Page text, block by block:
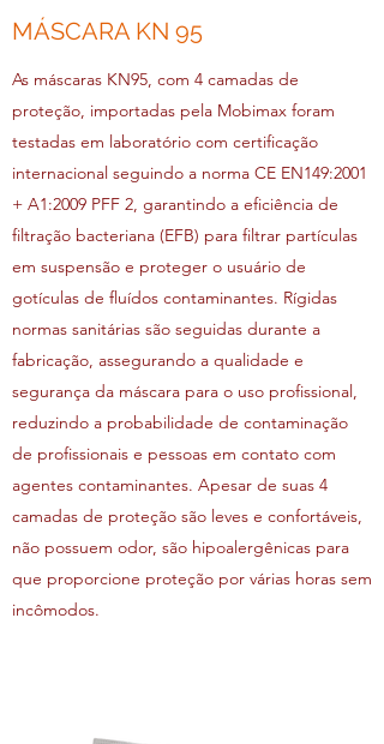
MÁSCARA KN 95
As máscaras KN95, com 4 camadas de
proteção, importadas pela Mobimax foram
testadas em laboratório com certificação
internacional seguindo a norma CE EN149:2001
+ A1:2009 PFF 2, garantindo a eficiência de
filtração bacteriana (EFB) para filtrar partículas
em suspensão e proteger o usuário de
gotículas de fluídos contaminantes. Rígidas
normas sanitárias são seguidas durante a
fabricação, assegurando a qualidade e
segurança da máscara para o uso profissional,
reduzindo a probabilidade de contaminação
de profissionais e pessoas em contato com
agentes contaminantes. Apesar de suas 4
camadas de proteção são leves e confortáveis,
não possuem odor, são hipoalergênicas para
que proporcione proteção por várias horas sem
incômodos.